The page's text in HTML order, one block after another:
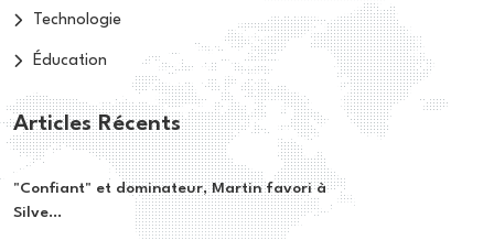
Technologie
Éducation
Articles Récents
"Confiant" et dominateur, Martin favori à
Silve...